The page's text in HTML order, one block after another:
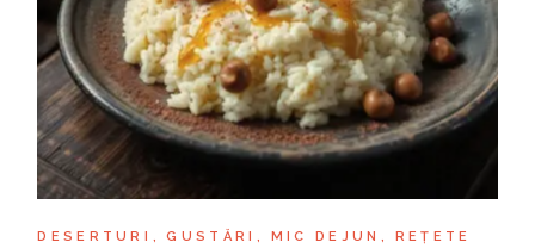
DESERTURI GUSTĂRI MIC DEJUN
REȚETE